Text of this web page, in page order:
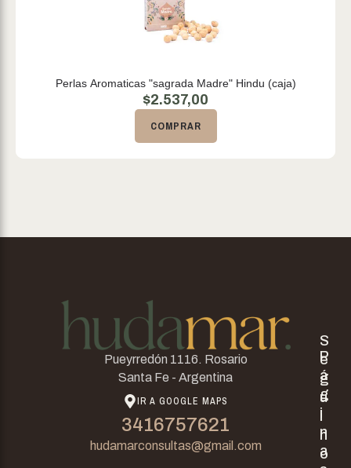
Perlas Aromaticas "sagrada Madre" Hindu (caja)
$2.537,00
COMPRAR
Pueyrredón 1116. Rosario
Santa Fe - Argentina
IR A GOOGLE MAPS
3416757621
hudamarconsultas@gmail.com
P
á
g
i
n
a
S
e
g
u
n
o